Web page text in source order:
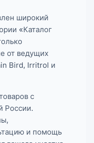
широкий
«Каталог
от ведущих
Bird, Irritrol и
с
России.
и помощь